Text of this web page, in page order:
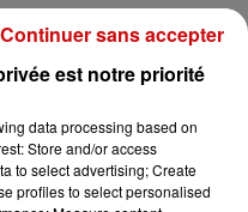
AMBASSADRICE
Rhin à Kaysersberg.
alsacienne le 9
est notre priorité
data processing based on
Store and/or access
to select advertising; Create
profiles to select personalised
Continuer sans accepter